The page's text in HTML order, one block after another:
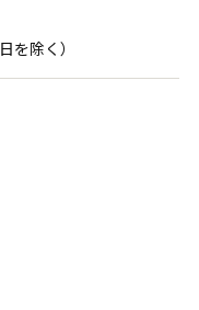
除く）